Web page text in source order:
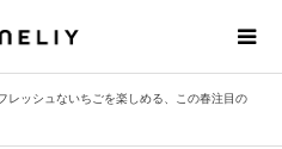
レッシュないちごを楽しめる、この春注目の